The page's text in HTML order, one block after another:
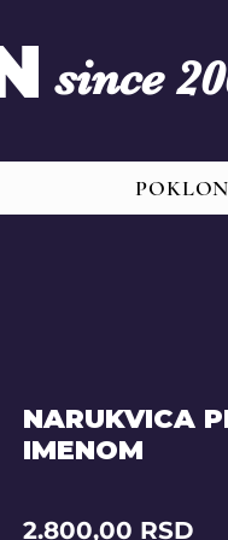
since
NARUKVICA
IMENOM
2.800,00 RSD